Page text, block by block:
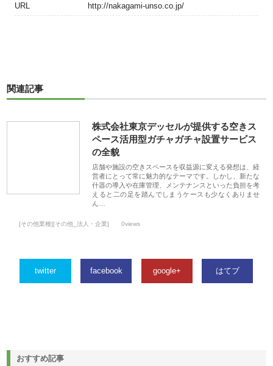
URL http://nakagami-unso.co.jp/
関連記事
株式会社東京デッセルが提供する空きス
ペース活用型ガチャガチャ設置サービス
の全貌
店舗や施設の空きスペースを収益源に変える発想は、経
営者にとって常に魅力的なテーマです。しかし、新たな
什器の導入や在庫管理、メンテナンスといった負担を考
えると二の足を踏んでしまうケースも少なくありませ
ん…
[その他業種][その他_法人・企業] 0views
twitter facebook google+ はてブ
おすすめ記事